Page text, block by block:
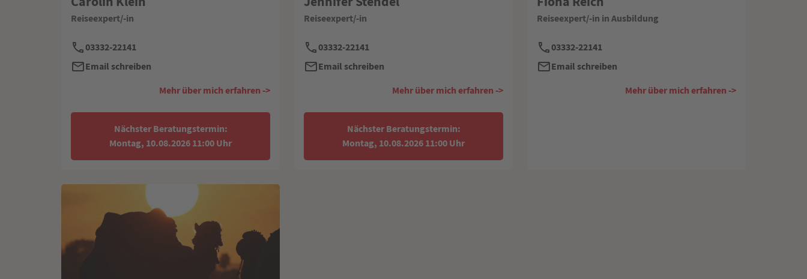
Reiseexpert/-in
03332-22141
Email schreiben
Mehr über mich erfahren ->
Nächster Beratungstermin:
Montag, 10.08.2026 11:00 Uhr
Reiseexpert/-in
03332-22141
Email schreiben
Mehr über mich erfahren ->
Nächster Beratungstermin:
Montag, 10.08.2026 11:00 Uhr
Reiseexpert/-in in Ausbildung
03332-22141
Email schreiben
Mehr über mich erfahren ->